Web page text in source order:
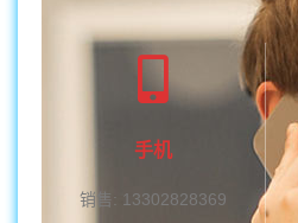
手机
销售: 13302828369